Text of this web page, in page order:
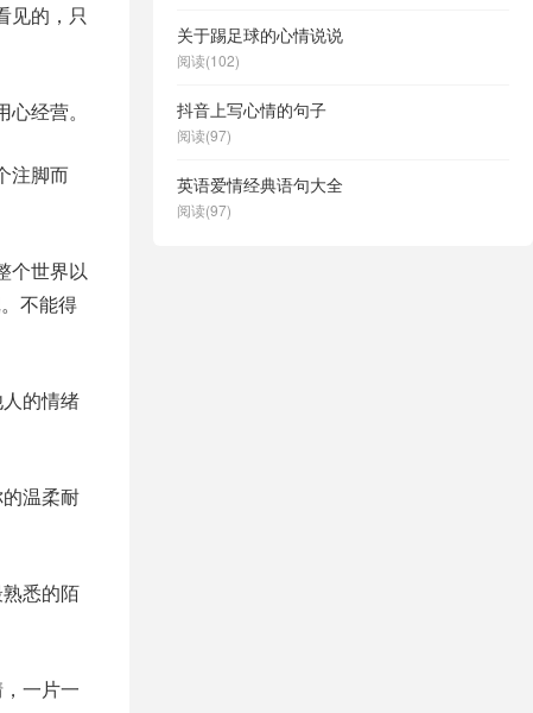
见的，只
经营。
注脚而
个世界以
不能得
的情绪
温柔耐
悉的陌
一片一
关于踢足球的心情说说
阅读(102)
抖音上写心情的句子
阅读(97)
英语爱情经典语句大全
阅读(97)